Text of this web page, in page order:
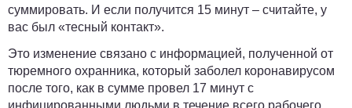
суммировать. И если получится 15 минут – считайте, у
вас был «тесный контакт».
Это изменение связано с информацией, полученной от
тюремного охранника, который заболел коронавирусом
после того, как в сумме провел 17 минут с
инфицированными людьми в течение всего рабочего